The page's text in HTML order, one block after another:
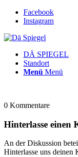
Facebook
Instagram
DÄ SPIEGEL
Standort
Menü Menü
0 Kommentare
Hinterlasse einen
An der Diskussion
Hinterlasse uns deinen